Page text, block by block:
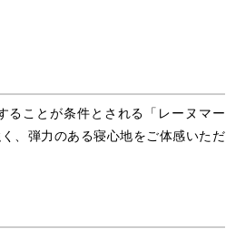
ることが条件とされる「レーヌマー
、弾力のある寝心地をご体感いただ